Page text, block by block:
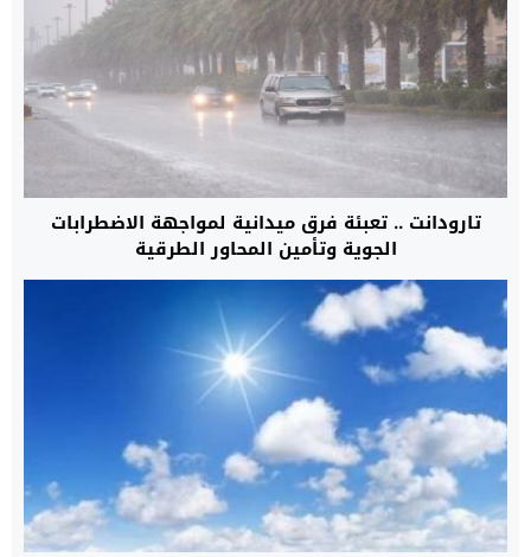
تارودانت .. تعبئة فرق ميدانية لمواجهة الاضطرابات
الجوية وتأمين المحاور الطرقية